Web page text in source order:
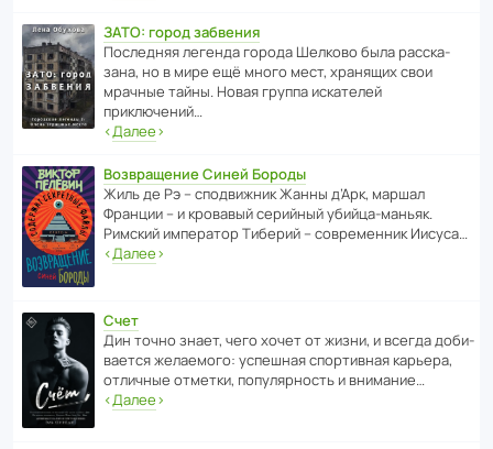
ЗАТО: город забвения
После­дняя легенда города Шелково была расска­
зана, но в мире ещё много мест, хранящих свои
мрачные тайны. Новая группа иска­телей
приключений…
‹Далее›
Возвращение Синей Бороды
Жиль де Рэ – спод­ви­жник Жанны д’Арк, маршал
Франции – и кровавый серийный убийца-маньяк.
Римский импе­ратор Тиберий – совре­менник Иисуса…
‹Далее›
Счет
Дин точно знает, чего хочет от жизни, и всегда доби­
ва­ется жела­е­мого: успе­шная спор­ти­вная карьера,
отли­чные отметки, попу­ля­р­ность и внимание…
‹Далее›